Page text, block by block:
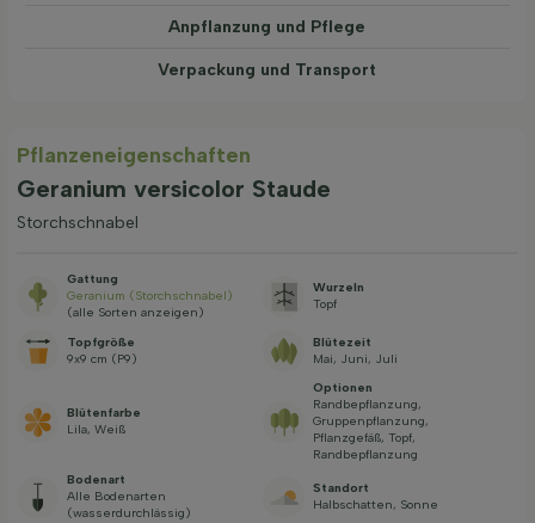
Anpflanzung und Pflege
Verpackung und Transport
Pflanzeneigenschaften
Geranium versicolor Staude
Storchschnabel
Gattung
Geranium (Storchschnabel)
(alle Sorten anzeigen)
Wurzeln
Topf
Topfgröße
9x9 cm (P9)
Blütezeit
Mai, Juni, Juli
Blütenfarbe
Lila, Weiß
Optionen
Randbepflanzung,
Gruppenpflanzung,
Pflanzgefäß, Topf,
Randbepflanzung
Bodenart
Alle Bodenarten
(wasserdurchlässig)
Standort
Halbschatten, Sonne